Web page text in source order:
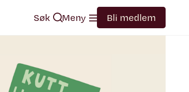
Søk Meny Bli medlem